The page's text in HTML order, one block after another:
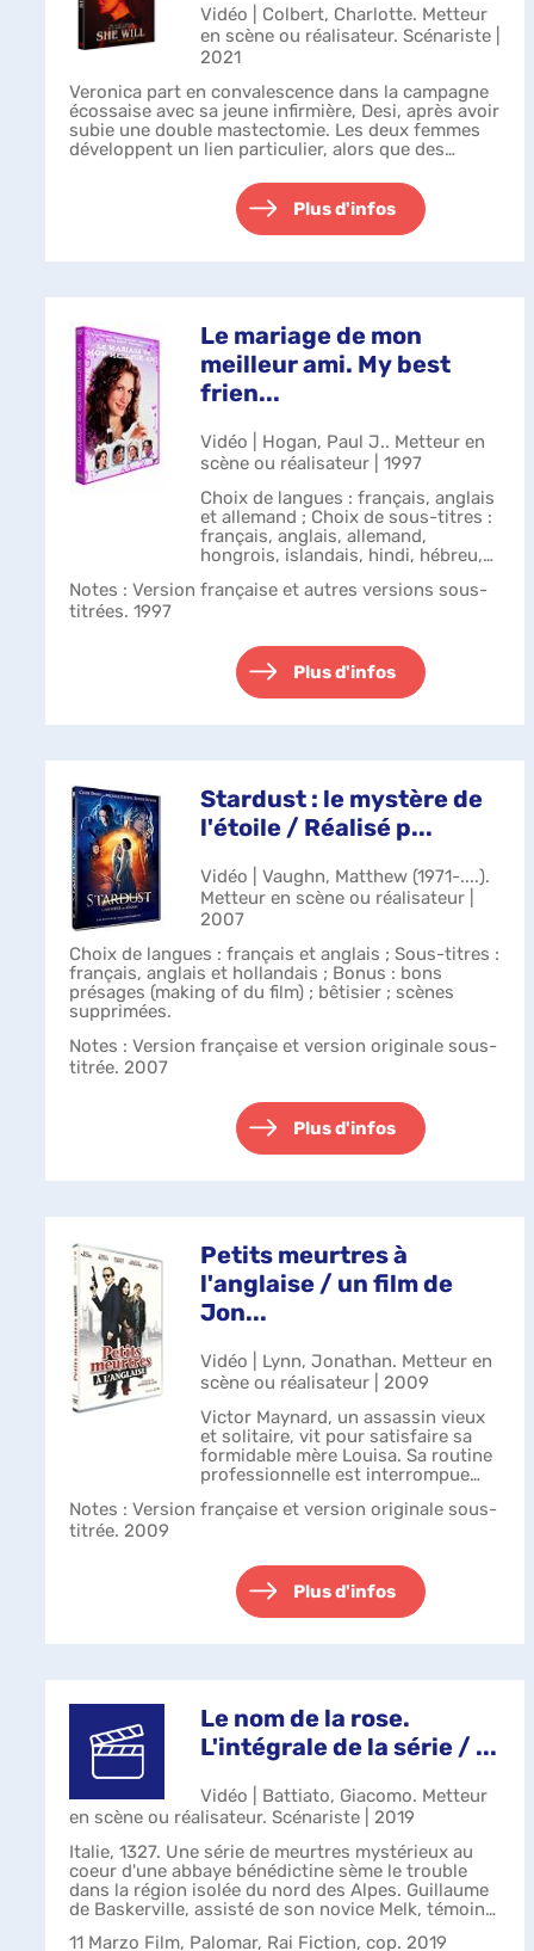
Vidéo | Colbert, Charlotte. Metteur
en scène ou réalisateur. Scénariste |
2021
Veronica part en convalescence dans la campagne
écossaise avec sa jeune infirmière, Desi, après avoir
subie une double mastectomie. Les deux femmes
développent un lien particulier, alors que des
Plus d'infos
Le mariage de mon
meilleur ami. My best
frien...
Vidéo | Hogan, Paul J.. Metteur en
scène ou réalisateur | 1997
Choix de langues : français, anglais
et allemand ; Choix de sous-titres :
français, anglais, allemand,
hongrois, islandais, hindi, hébreu,
danois, suédois, finnois, grec,
Notes : Version française et autres versions sous-
titrées. 1997
Plus d'infos
Stardust : le mystère de
l'étoile / Réalisé p...
Vidéo | Vaughn, Matthew (1971-....).
Metteur en scène ou réalisateur |
2007
Choix de langues : français et anglais ; Sous-titres :
français, anglais et hollandais ; Bonus : bons
présages (making of du film) ; bêtisier ; scènes
supprimées.
Notes : Version française et version originale sous-
titrée. 2007
Plus d'infos
Petits meurtres à
l'anglaise / un film de
Jon...
Vidéo | Lynn, Jonathan. Metteur en
scène ou réalisateur | 2009
Victor Maynard, un assassin vieux
et solitaire, vit pour satisfaire sa
formidable mère Louisa. Sa routine
professionnelle est interrompue
de ses prochaines victimes, Rose. Il
Notes : Version française et version originale sous-
titrée. 2009
Plus d'infos
Le nom de la rose.
L'intégrale de la série / ...
Vidéo | Battiato, Giacomo. Metteur
en scène ou réalisateur. Scénariste | 2019
Italie, 1327. Une série de meurtres mystérieux au
coeur d'une abbaye bénédictine sème le trouble
dans la région isolée du nord des Alpes. Guillaume
de Baskerville, assisté de son novice Melk, témoins
11 Marzo Film, Palomar, Rai Fiction, cop. 2019